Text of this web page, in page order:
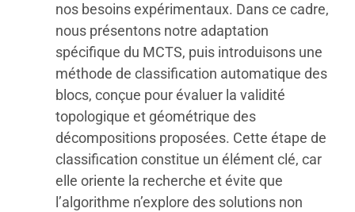
nos besoins expérimentaux. Dans ce cadre,
nous présentons notre adaptation
spécifique du MCTS, puis introduisons une
méthode de classification automatique des
blocs, conçue pour évaluer la validité
topologique et géométrique des
décompositions proposées. Cette étape de
classification constitue un élément clé, car
elle oriente la recherche et évite que
l’algorithme n’explore des solutions non